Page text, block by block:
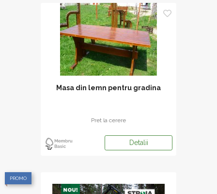
Masa din lemn pentru gradina
Pret la cerere
Detalii
PROMO